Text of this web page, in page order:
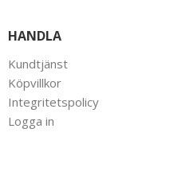
HANDLA
Kundtjänst
Köpvillkor
Integritetspolicy
Logga in